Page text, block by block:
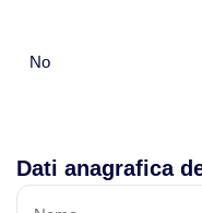
Viaggi in Nepal
Viaggi in Sri
No
Dati anagrafica